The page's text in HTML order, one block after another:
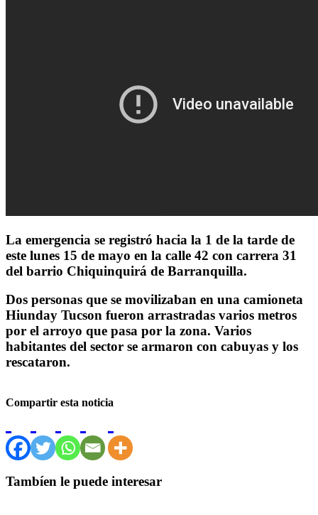
La emergencia se registró hacia la 1 de la tarde de
este lunes 15 de mayo en la calle 42 con carrera 31
del barrio Chiquinquirá de Barranquilla.
Dos personas que se movilizaban en una camioneta
Hiunday Tucson fueron arrastradas varios metros
por el arroyo que pasa por la zona. Varios
habitantes del sector se armaron con cabuyas y los
rescataron.
Compartir esta noticia
Tambíen le puede interesar